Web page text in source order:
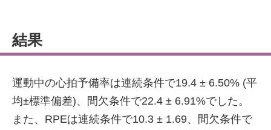
結果
運動中の心拍予備率は連続条件で19.4 ± 6.50% (平
均±標準偏差)、間欠条件で22.4 ± 6.91%でした。
また、RPEは連続条件で10.3 ± 1.69、間欠条件で